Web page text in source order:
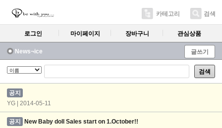
카테고리 검색
로그인 마이페이지 장바구니 관심상품
News¬ice 글쓰기
검색
공지
YG | 2014-05-11
공지
New Baby doll Sales start on 1.October!!